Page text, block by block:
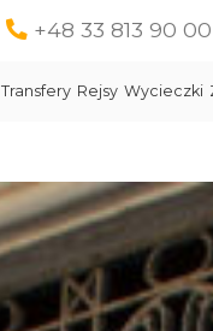
+48 33 813 90 00
Transfery Rejsy Wycieczki